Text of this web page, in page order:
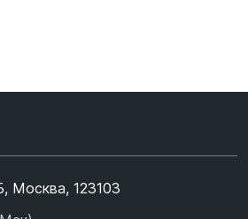
Москва, 123103